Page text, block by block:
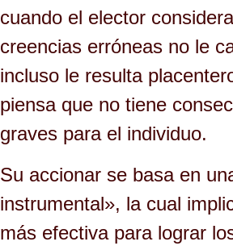
cuando el elector
creencias erróneas no le
incluso le resulta
piensa que no tiene
graves para el individuo.
Su accionar se basa en
instrumental», la cual
más efectiva para lograr